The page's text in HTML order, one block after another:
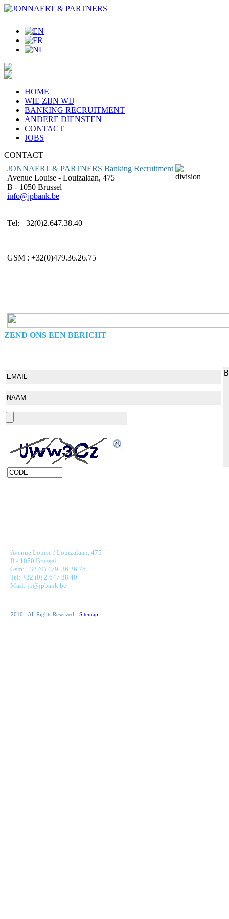
HOME
WIE ZIJN WIJ
BANKING RECRUITMENT
ANDERE DIENSTEN
CONTACT
JOBS
CONTACT
JONNAERT & PARTNERS Banking Recruitment
Avenue Louise - Louizalaan, 475
B - 1050 Brussel
info@jpbank.be
Tel: +32(0)2.647.38.40
GSM : +32(0)479.36.26.75
ZEND ONS EEN BERICHT
Avenue Louise / Louizalaan, 475
B - 1050 Brussel
Gsm: +32 (0) 479. 36.26.75
Tel: +32 (0) 2 647 38 40
Mail: jp@jpbank.be
2010 - All Rights Reserved - Sitemap